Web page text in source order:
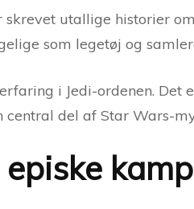
utallige historier
som legetøj og
i Jedi-ordenen. Det
del af Star Wars-
kamp